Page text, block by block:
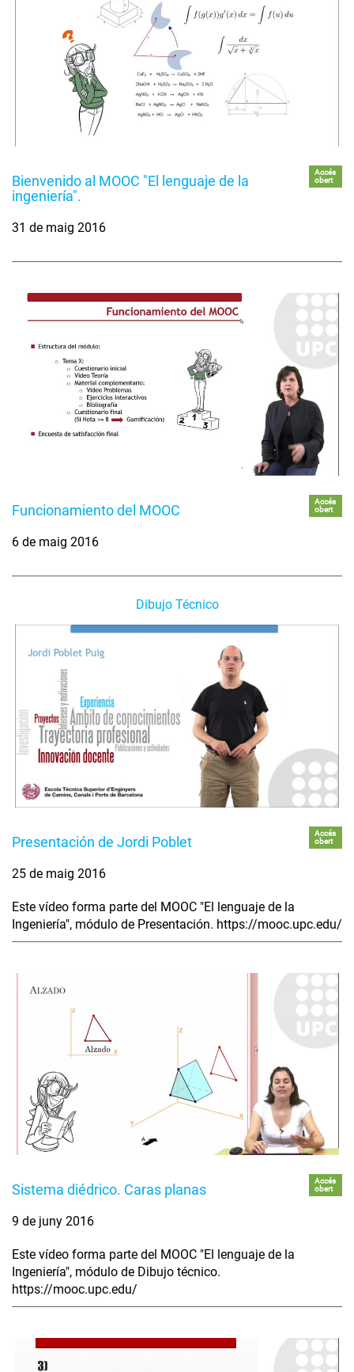
Bienvenido al MOOC "El lenguaje de la
ingeniería".
Accés
obert
31 de maig 2016
Funcionamiento del MOOC
Accés
obert
6 de maig 2016
Dibujo Técnico
Presentación de Jordi Poblet
Accés
obert
25 de maig 2016
Este vídeo forma parte del MOOC "El lenguaje de la
Ingeniería", módulo de Presentación. https://mooc.upc.edu/
Sistema diédrico. Caras planas
Accés
obert
9 de juny 2016
Este vídeo forma parte del MOOC "El lenguaje de la
Ingeniería", módulo de Dibujo técnico.
https://mooc.upc.edu/